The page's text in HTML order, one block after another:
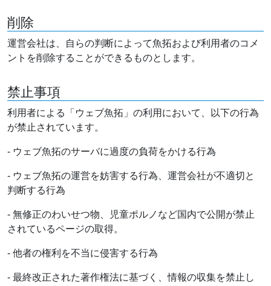
削除
運営会社は、自らの判断によって魚拓および利用者のコメ
ントを削除することができるものとします。
禁止事項
利用者による「ウェブ魚拓」の利用において、以下の行為
が禁止されています。
- ウェブ魚拓のサーバに過度の負荷をかける行為
- ウェブ魚拓の運営を妨害する行為、運営会社が不適切と
判断する行為
- 無修正のわいせつ物、児童ポルノなど国内で公開が禁止
されているページの取得。
- 他者の権利を不当に侵害する行為
- 最終改正された著作権法に基づく、情報の収集を禁止し